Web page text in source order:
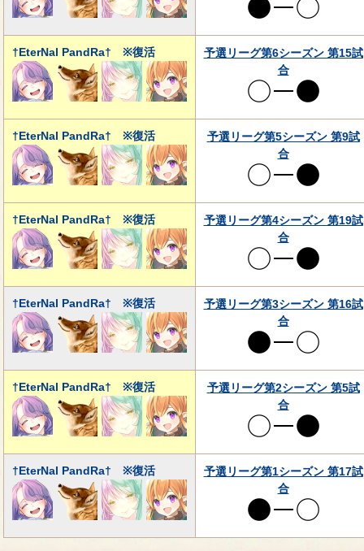
†EterNal PandRa† ※復活
予選リーグ第6シーズン 第15試
合
†EterNal PandRa† ※復活
予選リーグ第5シーズン 第9試
合
†EterNal PandRa† ※復活
予選リーグ第4シーズン 第19試
合
†EterNal PandRa† ※復活
予選リーグ第3シーズン 第16試
合
†EterNal PandRa† ※復活
予選リーグ第2シーズン 第5試
合
†EterNal PandRa† ※復活
予選リーグ第1シーズン 第17試
合